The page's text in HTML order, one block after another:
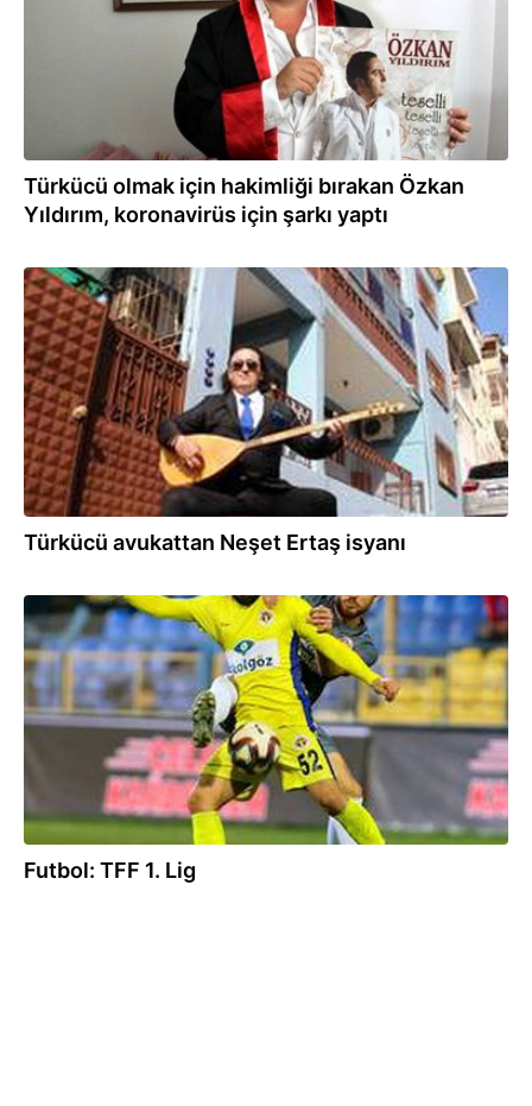
Türkücü olmak için hakimliği bırakan Özkan
Yıldırım, koronavirüs için şarkı yaptı
22.02.2020
Türkücü avukattan Neşet Ertaş isyanı
01.02.2020
Futbol: TFF 1. Lig